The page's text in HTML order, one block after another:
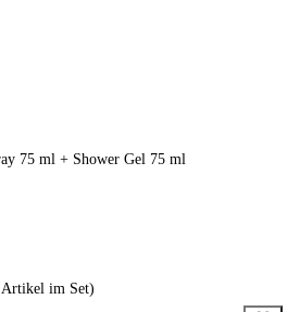
Spray 75 ml + Shower Gel 75 ml
im Set)